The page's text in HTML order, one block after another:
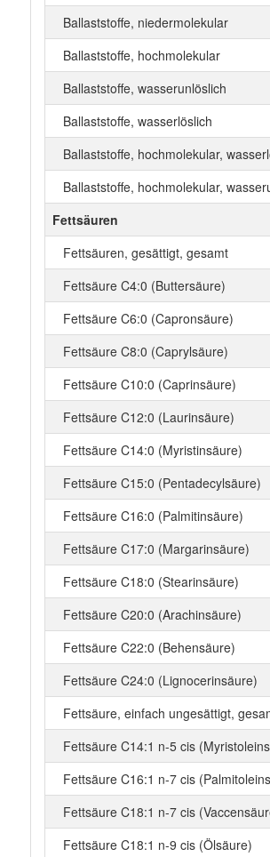
Ballaststoffe, niedermolekular
Ballaststoffe, hochmolekular
Ballaststoffe, wasserunlöslich
Ballaststoffe, wasserlöslich
Ballaststoffe, hochmolekular,
Ballaststoffe, hochmolekular,
Fettsäuren
Fettsäuren, gesättigt, gesamt
Fettsäure C4:0 (Buttersäure)
Fettsäure C6:0 (Capronsäure)
Fettsäure C8:0 (Caprylsäure)
Fettsäure C10:0 (Caprinsäure)
Fettsäure C12:0 (Laurinsäure)
Fettsäure C14:0 (Myristinsäure)
Fettsäure C15:0 (Pentadecylsäure)
Fettsäure C16:0 (Palmitinsäure)
Fettsäure C17:0 (Margarinsäure)
Fettsäure C18:0 (Stearinsäure)
Fettsäure C20:0 (Arachinsäure)
Fettsäure C22:0 (Behensäure)
Fettsäure C24:0 (Lignocerinsäure)
Fettsäure, einfach ungesättigt,
Fettsäure C14:1 n-5 cis
Fettsäure C16:1 n-7 cis
Fettsäure C18:1 n-7 cis
Fettsäure C18:1 n-9 cis (Ölsäure)